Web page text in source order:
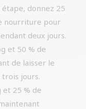
donnez 25
nourriture pour
deux jours.
et 50 % de
de laisser le
trois jours.
et 25 % de